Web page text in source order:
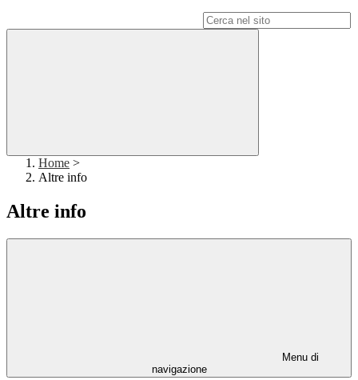
Home >
Altre info
Altre info
Menu di
navigazione